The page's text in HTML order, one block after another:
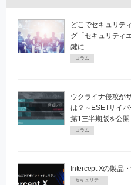
どこでセキュリテ
グ「セキュリティ
鍵に
コラム
ウクライナ侵攻が
は？～ESETサイ
第1三半期版を公開
コラム
Intercept Xの製品